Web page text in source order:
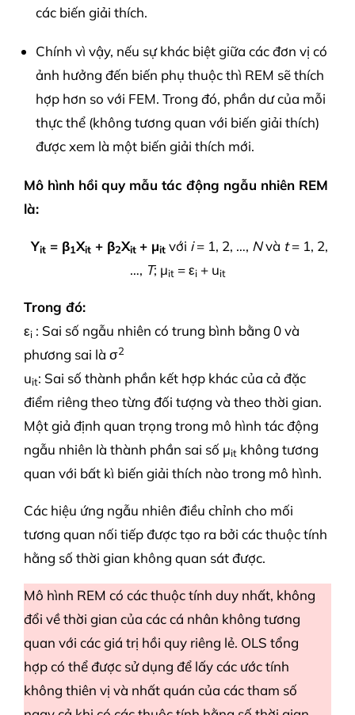
các biến giải thích.
Chính vì vậy, nếu sự khác biệt giữa các đơn vị có
ảnh hưởng đến biến phụ thuộc thì REM sẽ thích
hợp hơn so với FEM. Trong đó, phần dư của mỗi
thực thể (không tương quan với biến giải thích)
được xem là một biến giải thích mới.
Mô hình hồi quy mẫu tác động ngẫu nhiên REM
là:
Yit = β1Xit + β2Xit + μit với i= 1, 2, …, Nvà t= 1, 2,
…, T; μit= εi+ uit
Trong đó:
εi : Sai số ngẫu nhiên có trung bình bằng 0 và
phương sai là σ2
uit: Sai số thành phần kết hợp khác của cả đặc
điểm riêng theo từng đối tượng và theo thời gian.
Một giả định quan trọng trong mô hình tác động
ngẫu nhiên là thành phần sai số μit không tương
quan với bất kì biến giải thích nào trong mô hình.
Các hiệu ứng ngẫu nhiên điều chỉnh cho mối
tương quan nối tiếp được tạo ra bởi các thuộc tính
hằng số thời gian không quan sát được.
Mô hình REM có các thuộc tính duy nhất, không
đổi về thời gian của các cá nhân không tương
quan với các giá trị hồi quy riêng lẻ. OLS tổng
hợp có thể được sử dụng để lấy các ước tính
không thiên vị và nhất quán của các tham số